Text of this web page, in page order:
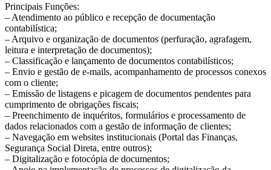
Principais Funções:
– Atendimento ao público e recepção de documentação
contabilística;
– Arquivo e organização de documentos (perfuração, agrafagem,
leitura e interpretação de documentos);
– Classificação e lançamento de documentos contabilísticos;
– Envio e gestão de e-mails, acompanhamento de processos conexos
com o cliente;
– Emissão de listagens e picagem de documentos pendentes para
cumprimento de obrigações fiscais;
– Preenchimento de inquéritos, formulários e processamento de
dados relacionados com a gestão de informação de clientes;
– Navegação em websites institucionais (Portal das Finanças,
Segurança Social Direta, entre outros);
– Digitalização e fotocópia de documentos;